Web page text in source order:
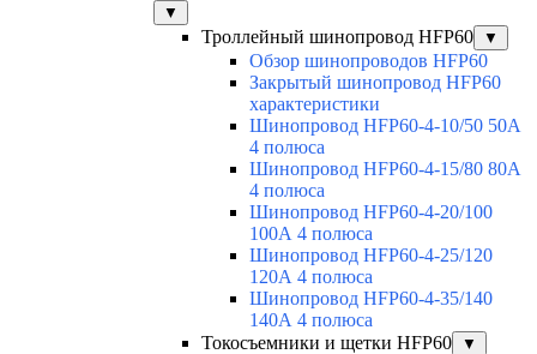
▼
Троллейный шинопровод HFP60 ▼
Обзор шинопроводов HFP60
Закрытый шинопровод HFP60
характеристики
Шинопровод HFP60-4-10/50 50А
4 полюса
Шинопровод HFP60-4-15/80 80А
4 полюса
Шинопровод HFP60-4-20/100
100А 4 полюса
Шинопровод HFP60-4-25/120
120А 4 полюса
Шинопровод HFP60-4-35/140
140А 4 полюса
Токосъемники и щетки HFP60
▼